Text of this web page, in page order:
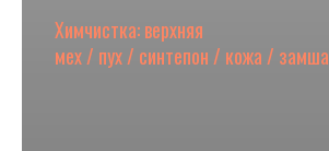
Химчистка: верхняя
мех / пух / синтепон / кожа / замша